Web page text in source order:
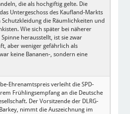
die als hochgiftig gelte. Die
Untergeschoss des Kaufland-Markts
die Räumlichkeiten und
Wie sich später bei näherer
herausstellt, ist sie zwar
aber weniger gefährlich als
keine Bananen-, sondern eine
Ehrenamtspreis verleiht die SPD-
Frühlingsempfang an die Deutsche
Der Vorsitzende der DLRG-
nimmt die Auszeichnung im